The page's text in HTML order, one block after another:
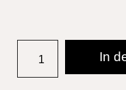
In